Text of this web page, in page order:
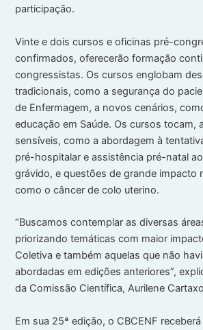
participação.
Vinte e dois cursos e oficinas pré-
confirmados, oferecerão formação
congressistas. Os cursos englobam
tradicionais, como a segurança do
de Enfermagem, a novos cenários,
educação em Saúde. Os cursos tocam,
sensíveis, como a abordagem à
pré-hospitalar e assistência pré-natal
grávido, e questões de grande impacto
como o câncer de colo uterino.
“Buscamos contemplar as diversas
priorizando temáticas com maior
Coletiva e também aquelas que não
abordadas em edições anteriores”,
da Comissão Científica, Aurilene
Em sua 25ª edição, o CBCENF